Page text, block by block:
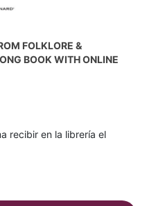
FOLKLORE &
BOOK WITH ONLINE
recibir en la librería el